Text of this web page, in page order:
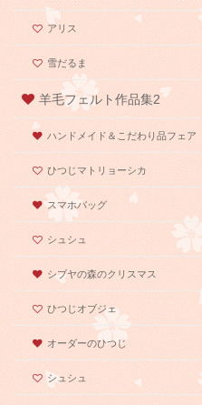
アリス
雪だるま
羊毛フェルト作品集2
ハンドメイド＆こだわり品フェア
ひつじマトリョーシカ
スマホバッグ
シュシュ
シブヤの森のクリスマス
ひつじオブジェ
オーダーのひつじ
シュシュ